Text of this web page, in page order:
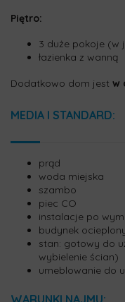
Piętro:
3 duże pokoje (w
łazienka z wanną
Dodatkowo dom jest w
MEDIA I STANDARD:
prąd
woda miejska
szambo
piec CO
instalacje po
budynek
stan: gotowy do
wybielenie ścian)
umeblowanie do
WARUNKI NAJMU: